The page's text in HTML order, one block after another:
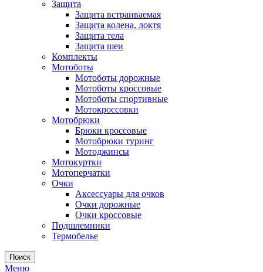
Защита
Защита встраиваемая
Защита колена, локтя
Защита тела
Защита шеи
Комплекты
Мотоботы
Мотоботы дорожные
Мотоботы кроссовые
Мотоботы спортивные
Мотокроссовки
Мотобрюки
Брюки кроссовые
Мотобрюки туринг
Мотоджинсы
Мотокуртки
Мотоперчатки
Очки
Аксессуары для очков
Очки дорожные
Очки кроссовые
Подшлемники
Термобелье
Поиск
Меню